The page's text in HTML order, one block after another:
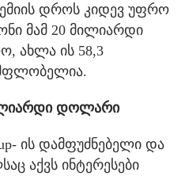
დროს კიდევ უფრო
მამ 20 მილიარდი
ახლა ის 58,3
დოლარი
ის დამფუძნებელი და
აქვს ინტერესები